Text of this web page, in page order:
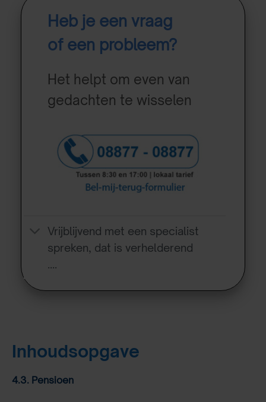
Heb je een vraag
of een probleem?
Het helpt om even van
gedachten te wisselen
Vrijblijvend met een specialist
spreken, dat is verhelderend
….
Inhoudsopgave
4.3. Pensioen